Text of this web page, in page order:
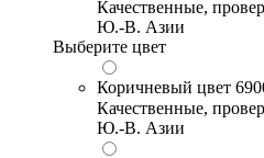
Качественные,
Ю.-В. Азии
Выберите цвет
Коричневый цвет
Качественные,
Ю.-В. Азии